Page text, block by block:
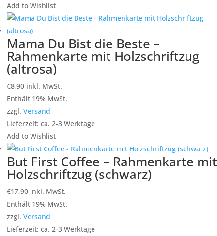
Add to Wishlist
Mama Du Bist die Beste –
Rahmenkarte mit Holzschriftzug
(altrosa)
€8,90 inkl. MwSt.
Enthält 19% MwSt.
zzgl. Versand
Lieferzeit: ca. 2-3 Werktage
Add to Wishlist
But First Coffee – Rahmenkarte mit
Holzschriftzug (schwarz)
€17,90 inkl. MwSt.
Enthält 19% MwSt.
zzgl. Versand
Lieferzeit: ca. 2-3 Werktage